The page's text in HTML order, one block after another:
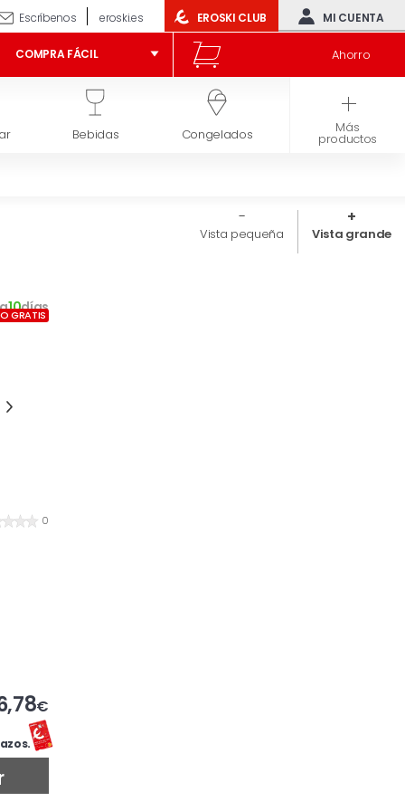
Escríbenos eroski.es EROSKI CLUB MI CUENTA
COMPRA FÁCIL Ahorro
Bebidas Congelados Higiene y belleza
Más
productos
Vista pequeña Vista grande
a10días
GRATIS
0
€